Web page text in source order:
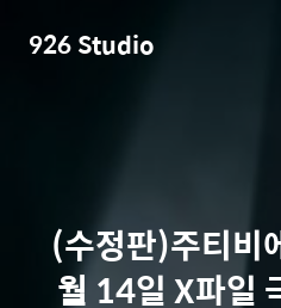
926 Studio
(수정판)주티비
월 14일 X파일